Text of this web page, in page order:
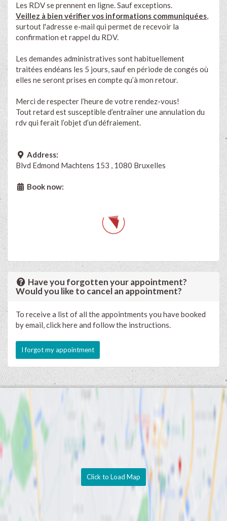
Les RDV se prennent en ligne. Sauf exceptions.
Veillez à bien vérifier vos informations communiquées,
surtout l'adresse e-mail qui permet de recevoir la
confirmation et rappel du RDV.
Les demandes administratives sont habituellement
traitées endéans les 5 jours, sauf en période de congés où
elles ne seront prises en compte qu’à mon retour.
Merci de respecter l’heure de votre rendez-vous!
Tout retard est susceptible d’entraîner une annulation du
rdv qui ferait l’objet d’un défraiement.
Address:
Blvd Edmond Machtens 153 , 1080 Bruxelles
Book now:
Have you forgotten your appointment?
Would you like to cancel an appointment?
To receive a list of all the appointments you have booked
by email, click here and follow the instructions.
I forgot my appointment
Click to Load Map